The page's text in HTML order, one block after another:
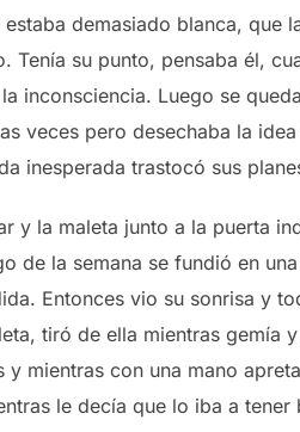
demasiado blanca, que
su punto, pensaba él,
inconsciencia. Luego se
veces pero desechaba la
inesperada trastocó sus
y la maleta junto a la puerta
de la semana se fundió en
Entonces vio su sonrisa y
tiró de ella mientras gemía
mientras con una mano
le decía que lo iba a tener